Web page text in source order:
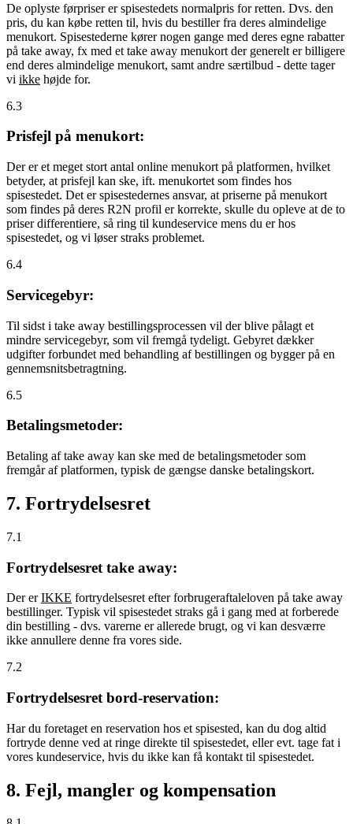
De oplyste førpriser er spisestedets normalpris for retten. Dvs. den
pris, du kan købe retten til, hvis du bestiller fra deres almindelige
menukort. Spisestederne kører nogen gange med deres egne rabatter
på take away, fx med et take away menukort der generelt er billigere
end deres almindelige menukort, samt andre særtilbud - dette tager
vi ikke højde for.
6.3
Prisfejl på menukort:
Der er et meget stort antal online menukort på platformen, hvilket
betyder, at prisfejl kan ske, ift. menukortet som findes hos
spisestedet. Det er spisestedernes ansvar, at priserne på menukort
som findes på deres R2N profil er korrekte, skulle du opleve at de to
priser differentiere, så ring til kundeservice mens du er hos
spisestedet, og vi løser straks problemet.
6.4
Servicegebyr:
Til sidst i take away bestillingsprocessen vil der blive pålagt et
mindre servicegebyr, som vil fremgå tydeligt. Gebyret dækker
udgifter forbundet med behandling af bestillingen og bygger på en
gennemsnitsbetragtning.
6.5
Betalingsmetoder:
Betaling af take away kan ske med de betalingsmetoder som
fremgår af platformen, typisk de gængse danske betalingskort.
7. Fortrydelsesret
7.1
Fortrydelsesret take away:
Der erIKKE fortrydelsesret efter forbrugeraftaleloven på take away
bestillinger. Typisk vil spisestedet straks gå i gang med at forberede
din bestilling - dvs. varerne er allerede brugt, og vi kan desværre
ikke annullere denne fra vores side.
7.2
Fortrydelsesret bord-reservation:
Har du foretaget en reservation hos et spisested, kan du dog altid
fortryde denne ved at ringe direkte til spisestedet, eller evt. tage fat i
vores kundeservice, hvis du ikke kan få kontakt til spisestedet.
8. Fejl, mangler og kompensation